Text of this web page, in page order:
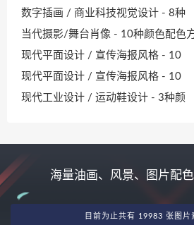
数字插画 / 商业科技视觉设计 - 8种
当代摄影/舞台肖像 - 10种颜色配色
现代平面设计 / 宣传海报风格 - 10
现代平面设计 / 宣传海报风格 - 10
现代工业设计 / 运动鞋设计 - 3种颜
海量油画、风景、图片配
目前为止共有 19983 张图片